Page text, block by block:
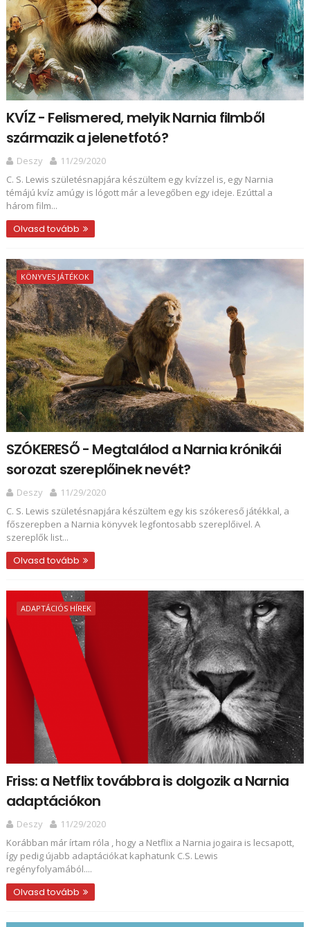
KVÍZ - Felismered, melyik Narnia filmből
származik a jelenetfotó?
Deszy
11/29/2020
C. S. Lewis születésnapjára készültem egy kvízzel is, egy Narnia
témájú kvíz amúgy is lógott már a levegőben egy ideje. Ezúttal a
három film...
Olvasd tovább
KÖNYVES JÁTÉKOK
SZÓKERESŐ - Megtalálod a Narnia krónikái
sorozat szereplőinek nevét?
Deszy
11/29/2020
C. S. Lewis születésnapjára készültem egy kis szókereső játékkal, a
főszerepben a Narnia könyvek legfontosabb szereplőivel. A
szereplők list...
Olvasd tovább
ADAPTÁCIÓS HÍREK
Friss: a Netflix továbbra is dolgozik a Narnia
adaptációkon
Deszy
11/29/2020
Korábban már írtam róla , hogy a Netflix a Narnia jogaira is lecsapott,
így pedig újabb adaptációkat kaphatunk C.S. Lewis
regényfolyamából....
Olvasd tovább